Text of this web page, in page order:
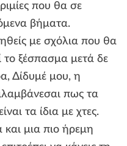
που θα σε
βήματα.
με σχόλια που θα
το ξέσπασμα μετά δε
Δίδυμέ μου, η
πως τα
τα ίδια με χτες.
και μια πιο ήρεμη